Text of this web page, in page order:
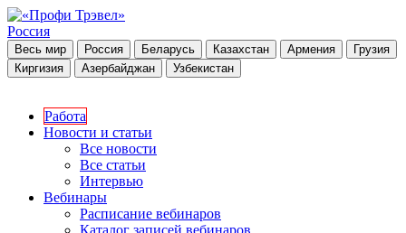
Россия
Весь мир Россия Беларусь Казахстан Армения
Грузия
Киргизия
Азербайджан Узбекистан
Работа
Новости и статьи
Все новости
Все статьи
Интервью
Вебинары
Расписание вебинаров
Каталог записей вебинаров